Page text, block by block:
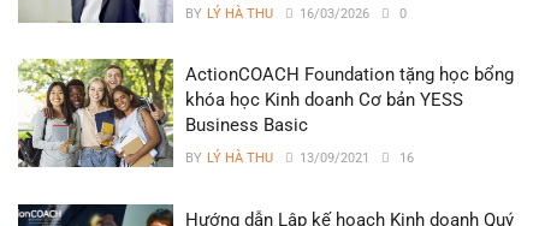
BY LÝ HÀ THU 16/03/2026 0
ActionCOACH Foundation tặng học bổng
khóa học Kinh doanh Cơ bản YESS
Business Basic
BY LÝ HÀ THU 13/09/2021 16
Hướng dẫn Lập kế hoạch Kinh doanh Quý